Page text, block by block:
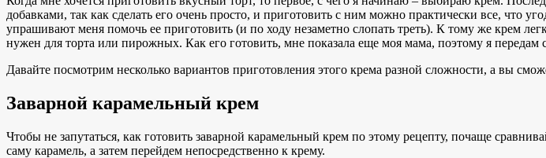
добавками, так как сделать его очень просто, и приготовить с ним можно практически все, что
упрашивают меня помочь ее приготовить (и по ходу незаметно слопать треть). К тому же крем
нужен для торта или пирожных. Как его готовить, мне показала еще моя мама, поэтому я передам
Давайте посмотрим несколько вариантов приготовления этого крема разной сложности, а вы
Заварной карамельный крем
Чтобы не запутаться, как готовить заварной карамельный крем по этому рецепту, почаще
саму карамель, а затем перейдем непосредственно к крему.